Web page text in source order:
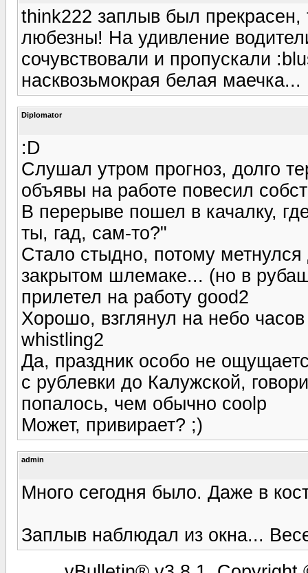
think222 заплыв был прекрасен,
любезны! На удивление
сочувствовали и пропускали
насквозьмокрая белая маечка...
Diplomator
:D
Слушал утром прогноз, долго
объявы на работе повесил
В перерыве пошел в качалку,
ты, гад, сам-то?"
Стало стыдно, потому
закрытом шлемаке... (но в
прилетел на работу good2
Хорошо, взглянул на небо
whistling2
Да, праздник особо не
с рублевки до Калужской,
попалось, чем обычно coolp
Может, привирает? ;)
admin
Много сегодня было. Даже в
Заплыв наблюдал из окна...